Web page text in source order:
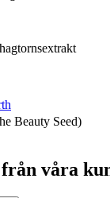
Beauty Seed)
våra